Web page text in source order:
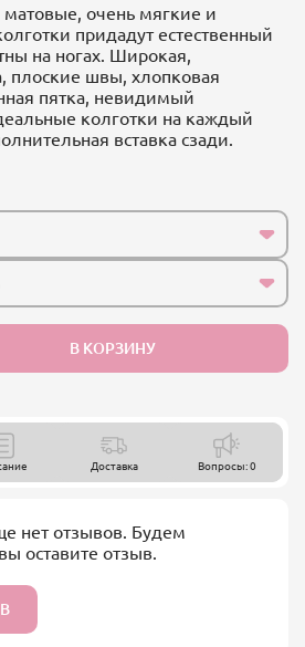
очень мягкие и
придадут естественный
на ногах. Широкая,
плоские швы, хлопковая
пятка, невидимый
колготки на каждый
вставка сзади.
В КОРЗИНУ
Доставка Вопросы: 0
нет отзывов. Будем
оставите отзыв.